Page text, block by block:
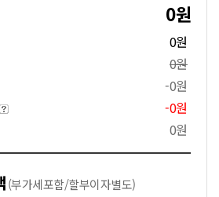
0원
0원
0원
-0원
-0원
0원
(부가세포함/할부이자별도)